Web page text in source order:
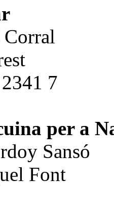
Corral
7
per a
Sansó
Font